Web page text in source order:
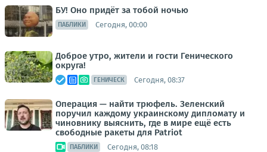
БУ! Оно придёт за тобой ночью
ПАБЛИКИ Сегодня, 00:00
Доброе утро, жители и гости Генического
округа!
ГЕНИЧЕСК Сегодня, 08:37
Операция — найти трюфель. Зеленский
поручил каждому украинскому дипломату и
чиновнику выяснить, где в мире ещё есть
свободные ракеты для Patriot
ПАБЛИКИ Сегодня, 08:18